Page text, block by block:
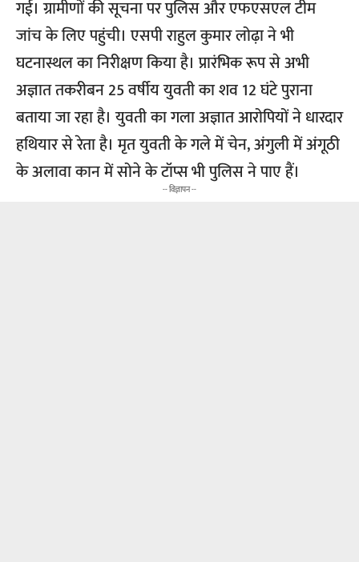
गई। ग्रामीणों की सूचना पर पुलिस और एफएसएल टीम
जांच के लिए पहुंची। एसपी राहुल कुमार लोढ़ा ने भी
घटनास्थल का निरीक्षण किया है। प्रारंभिक रूप से अभी
अज्ञात तकरीबन 25 वर्षीय युवती का शव 12 घंटे पुराना
बताया जा रहा है। युवती का गला अज्ञात आरोपियों ने धारदार
हथियार से रेता है। मृत युवती के गले में चेन, अंगुली में अंगूठी
के अलावा कान में सोने के टॉप्स भी पुलिस ने पाए हैं।
-- विज्ञापन --